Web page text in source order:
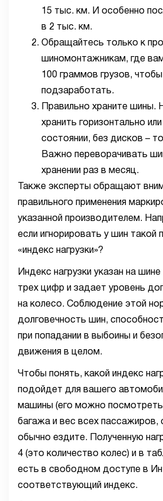
15 тыс. км. И особенно
в 2 тыс. км.
Обращайтесь только к
шиномонтажникам, где
100 граммов грузов,
подзаработать.
Правильно храните шины.
хранить горизонтально
состоянии, без дисков –
Важно переворачивать
хранении раз в месяц.
Также эксперты обращают
правильного применения
указанной производителем.
если игнорировать у шин такой
«индекс нагрузки»?
Индекс нагрузки указан на
трех цифр и задает уровень
на колесо. Соблюдение этой
долговечность шин,
при попадании в выбоины и
движения в целом.
Чтобы понять, какой индекс
подойдет для вашего
машины (его можно
багажа и вес всех пассажиров,
обычно ездите. Полученную
4 (это количество колес) и в
есть в свободном доступе в
соответствующий индекс.